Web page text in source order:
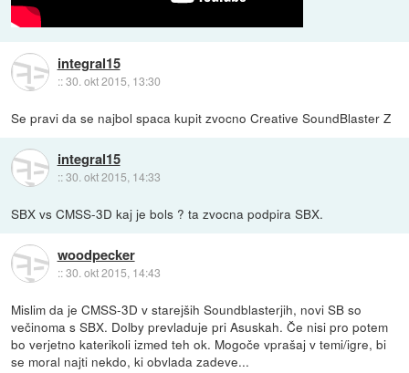
integral15
::30. okt 2015, 13:30
Se pravi da se najbol spaca kupit zvocno Creative SoundBlaster Z
integral15
::30. okt 2015, 14:33
SBX vs CMSS-3D kaj je bols ? ta zvocna podpira SBX.
woodpecker
::30. okt 2015, 14:43
Mislim da je CMSS-3D v starejših Soundblasterjih, novi SB so
večinoma s SBX. Dolby prevladuje pri Asuskah. Če nisi pro potem
bo verjetno katerikoli izmed teh ok. Mogoče vprašaj v temi/igre, bi
se moral najti nekdo, ki obvlada zadeve...